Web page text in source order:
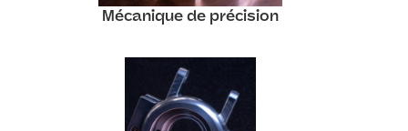
Mécanique de précision